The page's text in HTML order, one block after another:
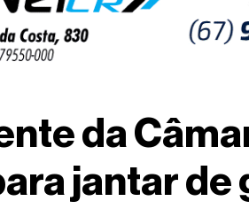
da
jantar de